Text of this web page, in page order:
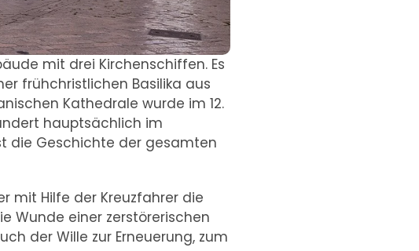
mit drei Kirchenschiffen. Es
frühchristlichen Basilika aus
Kathedrale wurde im 12.
hauptsächlich im
die Geschichte der gesamten
mit Hilfe der Kreuzfahrer die
Wunde einer zerstörerischen
der Wille zur Erneuerung, zum